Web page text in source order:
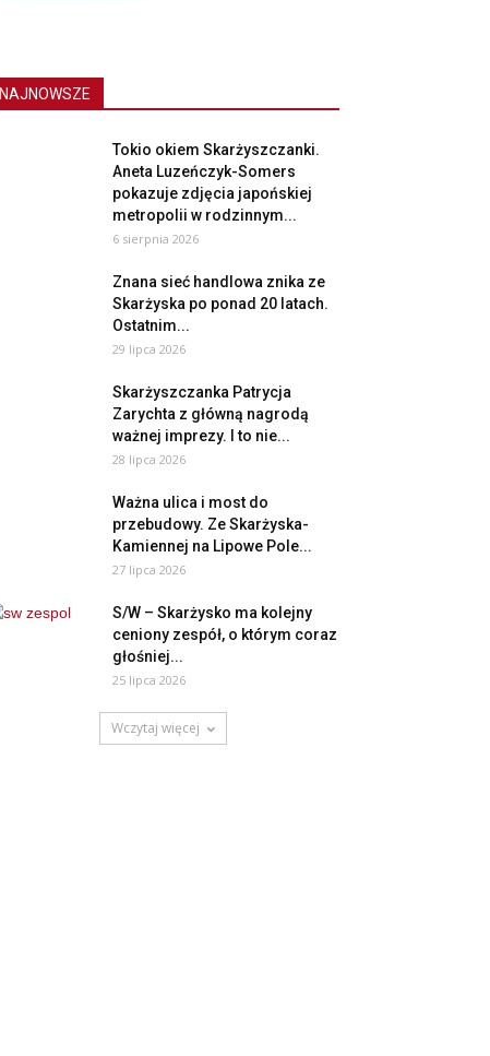
NAJNOWSZE
Tokio okiem Skarżyszczanki.
Aneta Luzeńczyk-Somers
pokazuje zdjęcia japońskiej
metropolii w rodzinnym...
6 sierpnia 2026
Znana sieć handlowa znika ze
Skarżyska po ponad 20 latach.
Ostatnim...
29 lipca 2026
Skarżyszczanka Patrycja
Zarychta z główną nagrodą
ważnej imprezy. I to nie...
28 lipca 2026
Ważna ulica i most do
przebudowy. Ze Skarżyska-
Kamiennej na Lipowe Pole...
27 lipca 2026
S/W – Skarżysko ma kolejny
ceniony zespół, o którym coraz
głośniej...
25 lipca 2026
Wczytaj więcej